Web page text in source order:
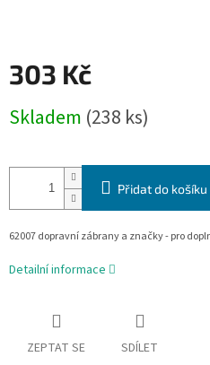
303 Kč
cena:
Skladem (238 ks)
Přidat do košíku
62007 dopravní zábrany a značky - pro
Detailní informace
ZEPTAT SE SDÍLET